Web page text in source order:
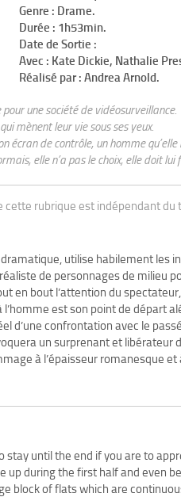
Genre : Drame.
Durée : 1h53min.
Date de Sortie :
Avec : Kate Dickie, Nathalie
Réalisé par : Andrea Arnold.
une société de
mènent leur vie sous ses yeux.
écran de contrôle, un homme
elle n’a pas le choix, elle doit lui
rubrique est indépendant du
utilise habilement les
de personnages de milieu
en bout l’attention du
l’homme est son point de départ
d’une confrontation avec le
un surprenant et
à l’épaisseur romanesque et
stay until the end if you are to
up during the first half and even
block of flats which are